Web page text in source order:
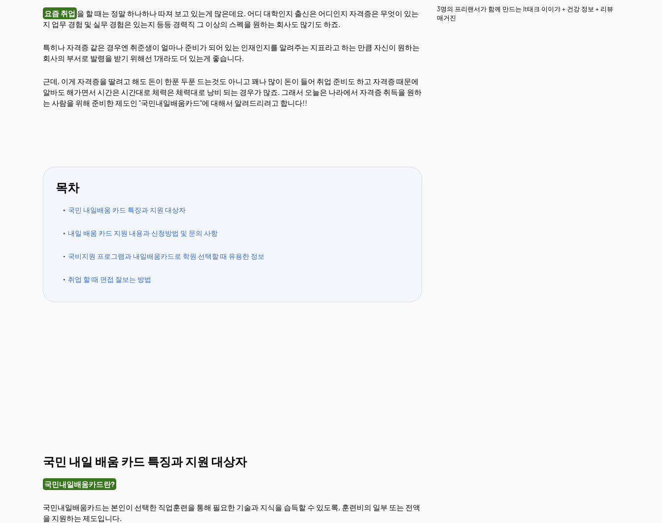
요즘 취업 을 할 때는 정말 하나하나 따져 보고 있는게 많은데요. 어디 대학인지 출신은 어디인지 자격증은 무엇이 있는
지 업무 경험 및 실무 경험은 있는지 등등 경력직 그 이상의 스펙을 원하는 회사도 많기도 하죠.
특히나 자격증 같은 경우엔 취준생이 얼마나 준비가 되어 있는 인재인지를 알려주는 지표라고 하는 만큼 자신이 원하는
회사의 부서로 발령을 받기 위해선 1개라도 더 있는게 좋습니다.
근데, 이게 자격증을 딸려고 해도 돈이 한푼 두푼 드는것도 아니고 꽤나 많이 돈이 들어 취업 준비도 하고 자격증 때문에
알바도 해가면서 시간은 시간대로 체력은 체력대로 낭비 되는 경우가 많죠. 그래서 오늘은 나라에서 자격증 취득을 원하
는 사람을 위해 준비한 제도인 "국민내일배움카드"에 대해서 알려드리려고 합니다!!
목차
국민 내일배움 카드 특징과 지원 대상자
내일 배움 카드 지원 내용과 신청방법 및 문의 사항
국비지원 프로그램과 내일배움카드로 학원 선택할 때 유용한 정보
취업 할 때 면접 잘보는 방법
국민 내일 배움 카드 특징과 지원 대상자
국민내일배움카드란?
국민내일배움카드는 본인이 선택한 직업훈련을 통해 필요한 기술과 지식을 습득할 수 있도록, 훈련비의 일부 또는 전액
을 지원하는 제도입니다.
3명의 프리랜서가 함께 만드는 It태크 이이갸 + 건강 정보 + 리뷰
매거진